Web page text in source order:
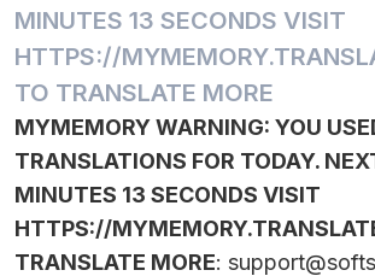
MINUTES 13 SECONDS VISIT
HTTPS://
TO TRANSLATE MORE
MYMEMORY WARNING: YOU
TRANSLATIONS FOR TODAY.
MINUTES 13 SECONDS VISIT
HTTPS://
TRANSLATE MORE: